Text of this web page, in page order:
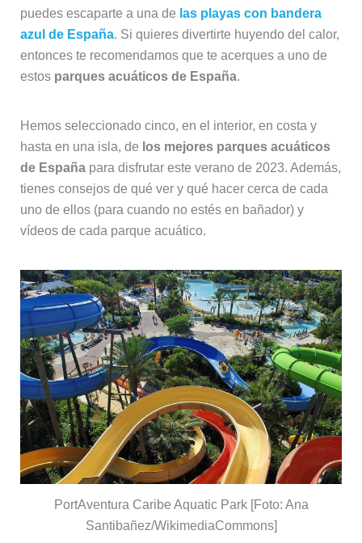
puedes escaparte a una de las playas con bandera
azul de España. Si quieres divertirte huyendo del calor,
entonces te recomendamos que te acerques a uno de
estos parques acuáticos de España.
Hemos seleccionado cinco, en el interior, en costa y
hasta en una isla, de los mejores parques acuáticos
de Españapara disfrutar este verano de 2023. Además,
tienes consejos de qué ver y qué hacer cerca de cada
uno de ellos (para cuando no estés en bañador) y
vídeos de cada parque acuático.
PortAventura Caribe Aquatic Park [Foto: Ana
Santibañez/WikimediaCommons]